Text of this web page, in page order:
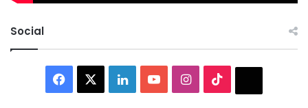
Social
Facebook LinkedInYouTubeInstagram